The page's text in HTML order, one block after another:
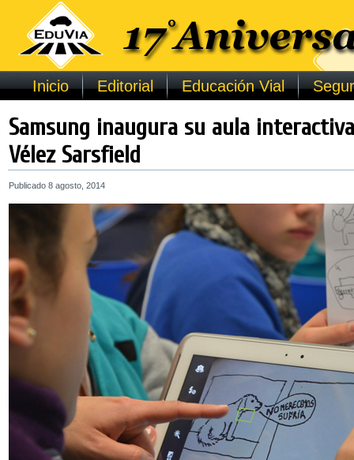
Inicio Editorial Educación Vial
Samsung inaugura su aula
Vélez Sarsfield
Publicado 8 agosto, 2014